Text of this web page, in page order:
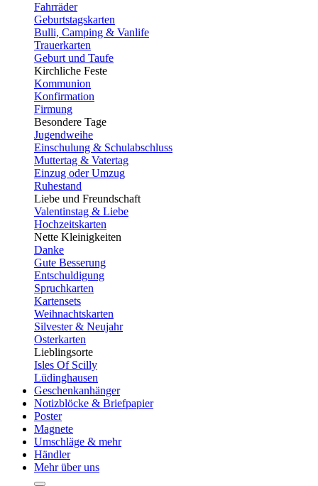
Fahrräder
Geburtstagskarten
Bulli, Camping & Vanlife
Trauerkarten
Geburt und Taufe
Kirchliche Feste
Kommunion
Konfirmation
Firmung
Besondere Tage
Jugendweihe
Einschulung & Schulabschluss
Muttertag & Vatertag
Einzug oder Umzug
Ruhestand
Liebe und Freundschaft
Valentinstag & Liebe
Hochzeitskarten
Nette Kleinigkeiten
Danke
Gute Besserung
Entschuldigung
Spruchkarten
Kartensets
Weihnachtskarten
Silvester & Neujahr
Osterkarten
Lieblingsorte
Isles Of Scilly
Lüdinghausen
Geschenkanhänger
Notizblöcke & Briefpapier
Poster
Magnete
Umschläge & mehr
Händler
Mehr über uns